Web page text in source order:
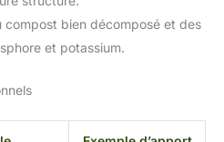
compost bien décomposé et des
et potassium.